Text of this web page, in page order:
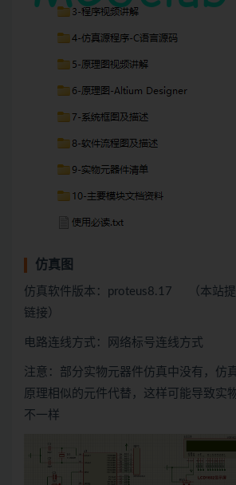
仿真图
仿真软件版本：proteus8.17 （本站提
链接）
电路连线方式：网络标号连线方式
注意：部分实物元器件仿真中没有，仿
原理相似的元件代替，这样可能导致实
不一样